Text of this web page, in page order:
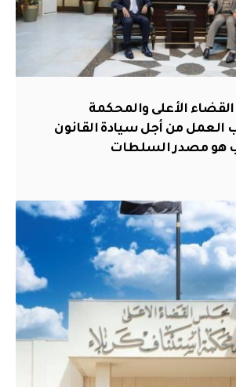
الأعلى والمحكمة
العمل من أجل سيادة القانون
هو مصدر السلطات